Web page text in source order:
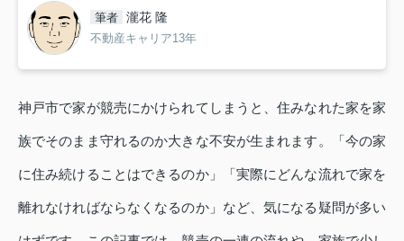
筆者 瀧花 隆
不動産キャリア13年
神戸市で家が競売にかけられてしまうと、住みなれた家を家
族でそのまま守れるのか大きな不安が生まれます。「今の家
に住み続けることはできるのか」「実際にどんな流れで家を
離れなければならなくなるのか」など、気になる疑問が多い